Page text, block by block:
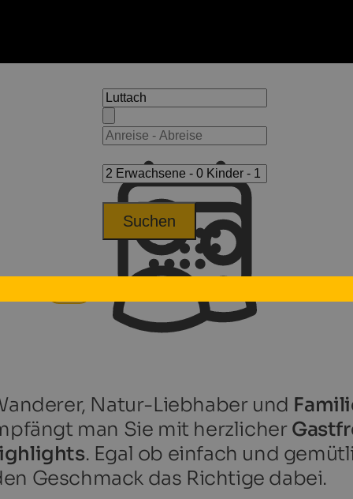
Suchen
Natur-Liebhaber und
man Sie mit herzlicher
. Egal ob einfach und
Geschmack das Richtige dabei.